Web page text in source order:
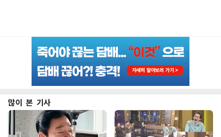
많이 본 기사